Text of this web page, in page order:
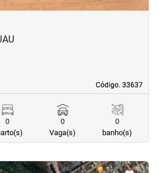
Código. 33637
Código. 33637
0
0
Vaga(s)
0
banho(s)